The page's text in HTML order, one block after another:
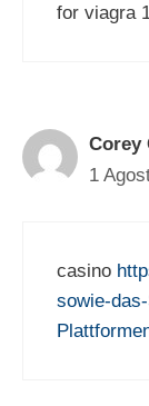
for viagra
Corey
1
casino
sowie-